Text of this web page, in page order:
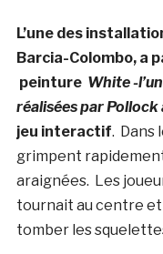
L’une des
Barcia-Colombo, a
peinture White -
réalisées par
jeu interactif. Dans
grimpent
araignées. Les
tournait au centre et
tomber les